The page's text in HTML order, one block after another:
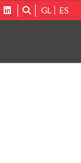
GL ES